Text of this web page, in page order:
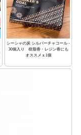
シーシャの炭 シルバーチャコール -
30個入り 樹脂香・レジン香にも
オススメ x 1個